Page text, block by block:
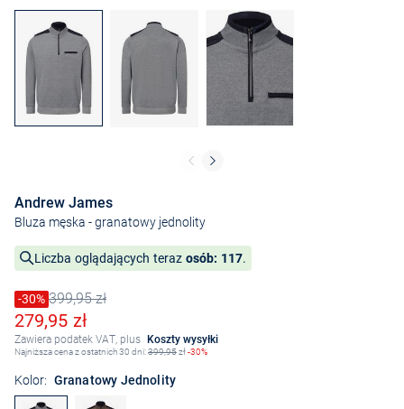
Andrew James
Bluza męska - granatowy jednolity
Liczba oglądających teraz osób: 117.
Cena obniżona o
-30%
Stara cena399,95 zł
Obniżona cena
279,95 zł
Zawiera podatek VAT, plus Koszty wysyłki
Najniższa cena z ostatnich 30 dni:399,95zł-30%
Kolor: Granatowy Jednolity